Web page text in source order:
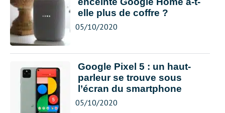
elle plus de coffre ?
05/10/2020
Google Pixel 5 : un haut-
parleur se trouve sous
l’écran du smartphone
05/10/2020